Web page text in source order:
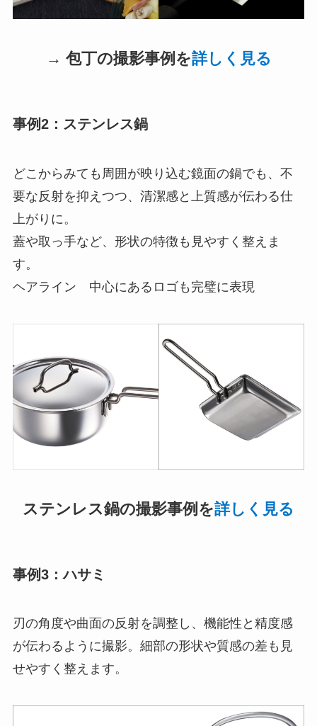
→ 包丁の撮影事例を詳しく見る
事例2：ステンレス鍋
どこからみても周囲が映り込む鏡面の鍋でも、不
要な反射を抑えつつ、清潔感と上質感が伝わる仕
上がりに。
蓋や取っ手など、形状の特徴も見やすく整えま
す。
ヘアライン 中心にあるロゴも完璧に表現
ステンレス鍋の撮影事例を詳しく見る
事例3：ハサミ
刃の角度や曲面の反射を調整し、機能性と精度感
が伝わるように撮影。細部の形状や質感の差も見
せやすく整えます。